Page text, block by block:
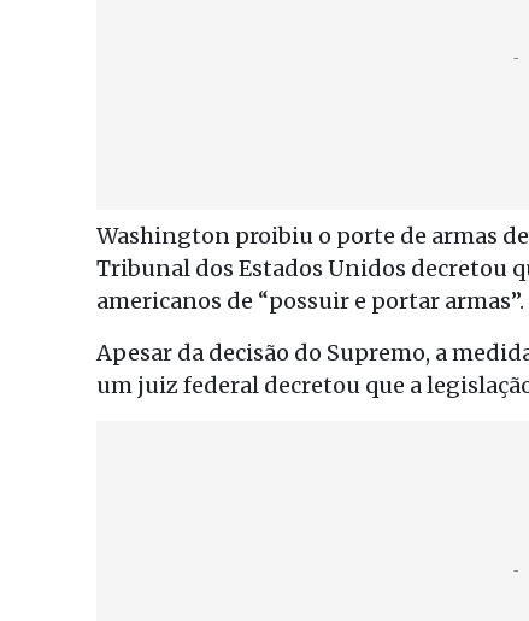
Washington proibiu o porte de armas
Tribunal dos Estados Unidos decretou
americanos de “possuir e portar armas”.
Apesar da decisão do Supremo, a
um juiz federal decretou que a